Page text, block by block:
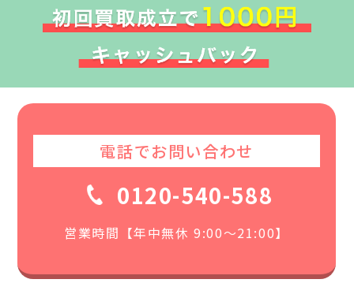
電話でお問い合わせ
0120-540-588
営業時間【年中無休 9:00〜21:00】